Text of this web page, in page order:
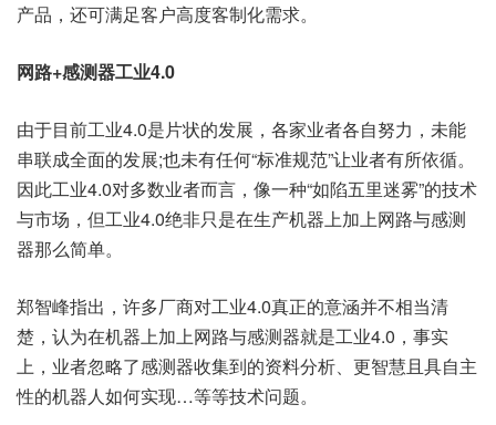
产品，还可满足客户高度客制化需求。
网路+感测器工业4.0
由于目前工业4.0是片状的发展，各家业者各自努力，未能
串联成全面的发展;也未有任何“标准规范”让业者有所依循。
因此工业4.0对多数业者而言，像一种“如陷五里迷雾”的技术
与市场，但工业4.0绝非只是在生产机器上加上网路与感测
器那么简单。
郑智峰指出，许多厂商对工业4.0真正的意涵并不相当清
楚，认为在机器上加上网路与感测器就是工业4.0，事实
上，业者忽略了感测器收集到的资料分析、更智慧且具自主
性的机器人如何实现…等等技术问题。